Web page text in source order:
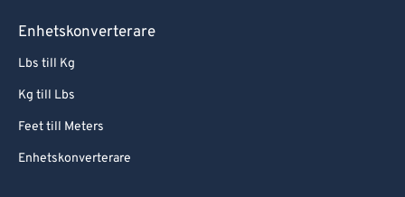
Enhetskonverterare
Lbs till Kg
Kg till Lbs
Feet till Meters
Enhetskonverterare